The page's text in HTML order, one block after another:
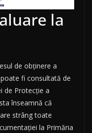
la
de obținere a
fi consultată de
de Protecție a
înseamnă că
strâng toate
la Primăria